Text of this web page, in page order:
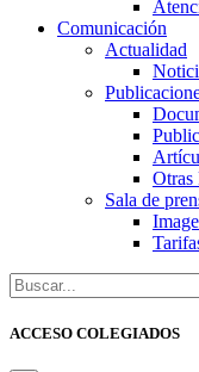
Comunicación
Actualidad
Otras
Sala de
Buscar:
ACCESO COLEGIADOS